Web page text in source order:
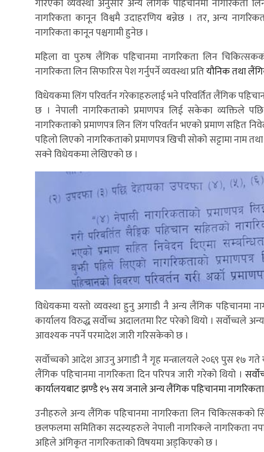
नागरिकता कानून विश्वमै उदाहरणिय बन्नेछ । तर, अन्य
नागरिकता कानून पश्चगामी हुनेछ ।
महिला वा पुरुष लैंगिक पहिचानमा नागरिकता लिन
नागरिकता लिन सिफारिस पेश गर्नुपर्ने व्यवस्था प्रतियौनिक तथा
विधेयकमा लिंग परिवर्तन गरेकाहरुलाई भने परिवर्तित लैंगिक
छ । नेपाली नागरिकताको प्रमाणपत्र लिई सकेका व्यक्तिले
नागरिकताको प्रमाणपत्र लिन लिंग परिवर्तन भएको प्रमाण
पहिलो लिएको नागरिकताको प्रमाणपत्र खिची सोको सट्टामा नाम
सक्ने विधेयकमा लेखिएको छ ।
विधेयकमा यस्तो व्यवस्था हुनु अगाडी नै अन्य लैंगिक पहिचानमा
कार्यालय विरुद्ध सर्वोच्च अदालतमा रिट परेको थियो । सर्वोच्चले
आवश्यक नपर्ने परमादेश जारी गरिसकेको छ ।
सर्वोच्चको आदेश आउनु अगाडी नै गृह मन्त्रालयले २०६९ पुस १७
लैंगिक पहिचानमा नागरिकता दिन परिपत्र जारी गरेको थियो ।
कार्यालयबाट झण्डै १५ सय जनाले अन्य लैंगिक पहिचानमा
उनीहरुले अन्य लैंगिक पहिचानमा नागरिकता लिन चिकित्सकको
छलफलमा समितिका सदस्यहरुले नेपाली नागरिकले नागरिकता
अहिले अंगिकृत नागरिकताको विषयमा अड्किएको छ ।